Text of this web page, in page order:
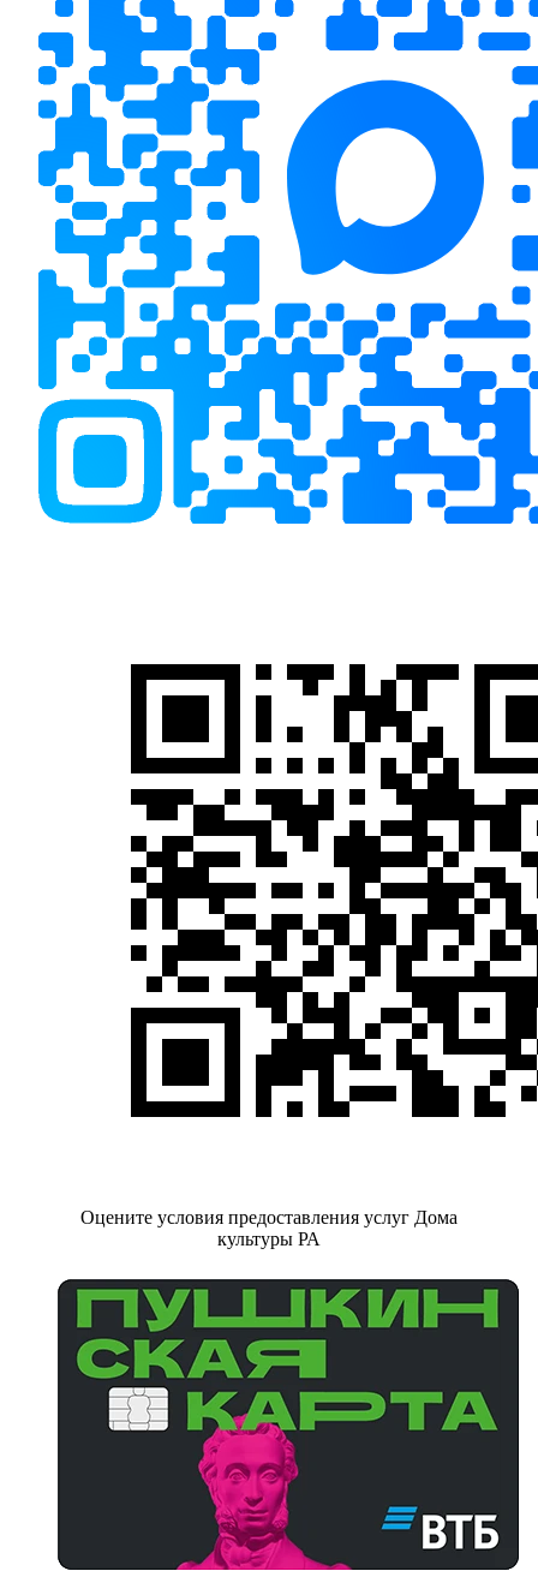
Оцените условия предоставления услуг Дома
культуры РА